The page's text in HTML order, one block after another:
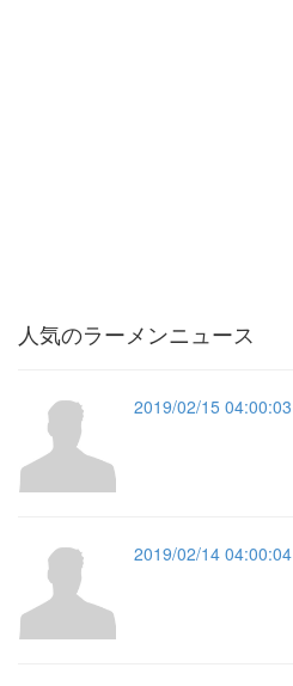
人気のラーメンニュース
2019/02/15 04:00:03
2019/02/14 04:00:04